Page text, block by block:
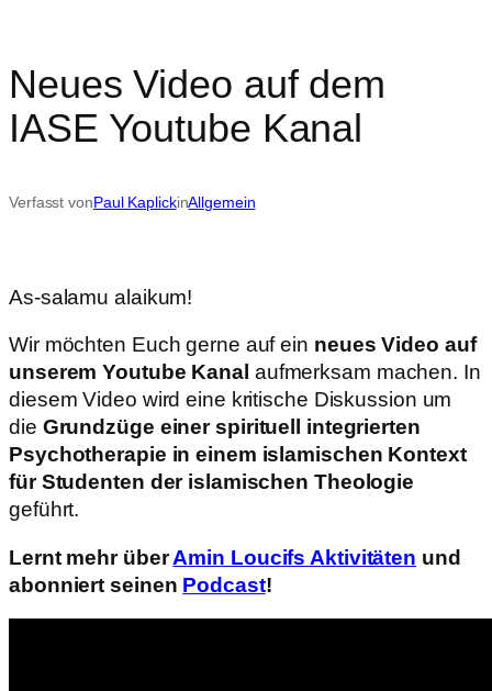
Neues Video auf dem
IASE Youtube Kanal
Verfasst vonPaul KaplickinAllgemein
As-salamu alaikum!
Wir möchten Euch gerne auf ein neues Video auf
unserem Youtube Kanal aufmerksam machen. In
diesem Video wird eine kritische Diskussion um
die Grundzüge einer spirituell integrierten
Psychotherapie in einem islamischen Kontext
für Studenten der islamischen Theologie
geführt.
Lernt mehr überAmin Loucifs Aktivitäten und
abonniert seinen Podcast!